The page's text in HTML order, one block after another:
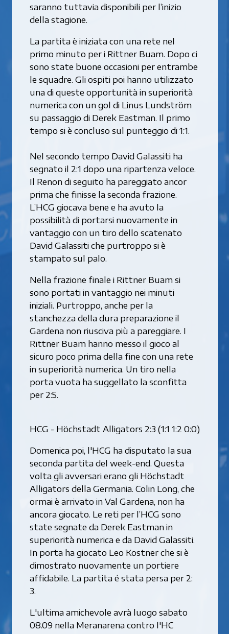
saranno tuttavia disponibili per l’inizio
della stagione.
La partita è iniziata con una rete nel
primo minuto per i Rittner Buam. Dopo ci
sono state buone occasioni per entrambe
le squadre. Gli ospiti poi hanno utilizzato
una di queste opportunità in superiorità
numerica con un gol di Linus Lundström
su passaggio di Derek Eastman. Il primo
tempo si è concluso sul punteggio di 1:1.
Nel secondo tempo David Galassiti ha
segnato il 2:1 dopo una ripartenza veloce.
Il Renon di seguito ha pareggiato ancor
prima che finisse la seconda frazione.
L’HCG giocava bene e ha avuto la
possibilità di portarsi nuovamente in
vantaggio con un tiro dello scatenato
David Galassiti che purtroppo si è
stampato sul palo.
Nella frazione finale i Rittner Buam si
sono portati in vantaggio nei minuti
iniziali. Purtroppo, anche per la
stanchezza della dura preparazione il
Gardena non riusciva più a pareggiare. I
Rittner Buam hanno messo il gioco al
sicuro poco prima della fine con una rete
in superiorità numerica. Un tiro nella
porta vuota ha suggellato la sconfitta
per 2:5.
HCG - Höchstadt Alligators 2:3 (1:1 1:2 0:0)
Domenica poi, l'HCG ha disputato la sua
seconda partita del week-end. Questa
volta gli avversari erano gli Höchstadt
Alligators della Germania. Colin Long, che
ormai è arrivato in Val Gardena, non ha
ancora giocato. Le reti per l’HCG sono
state segnate da Derek Eastman in
superiorità numerica e da David Galassiti.
In porta ha giocato Leo Kostner che si è
dimostrato nuovamente un portiere
affidabile. La partita é stata persa per 2:
3.
L'ultima amichevole avrà luogo sabato
08.09 nella Meranarena contro l'HC